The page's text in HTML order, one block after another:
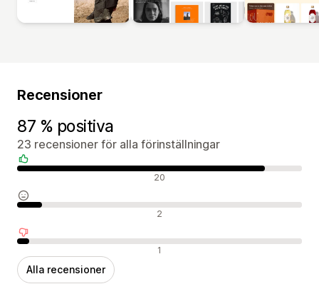
Recensioner
87 % positiva
23 recensioner för alla förinställningar
Positiva recensioner 20
Neutrala recensioner 2
Negativa recensioner 1
Alla recensioner